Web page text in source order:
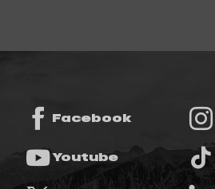
Facebook
Youtube